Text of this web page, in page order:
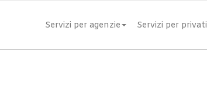
Servizi per agenzie Servizi per privati